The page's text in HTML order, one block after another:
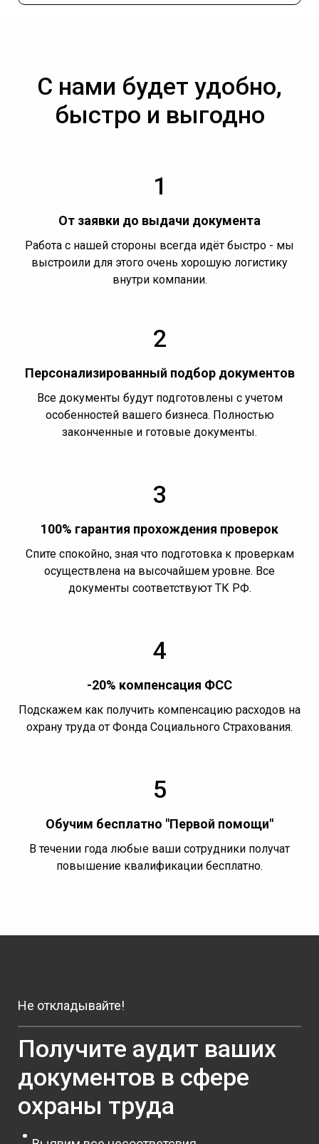
С нами будет удобно,
быстро и выгодно
1
От заявки до выдачи документа
Работа с нашей стороны всегда идёт быстро - мы
выстроили для этого очень хорошую логистику
внутри компании.
2
Персонализированный подбор документов
Все документы будут подготовлены с учетом
особенностей вашего бизнеса. Полностью
законченные и готовые документы.
3
100% гарантия прохождения проверок
Спите спокойно, зная что подготовка к проверкам
осуществлена на высочайшем уровне. Все
документы соответствуют ТК РФ.
4
-20% компенсация ФСС
Подскажем как получить компенсацию расходов на
охрану труда от Фонда Социального Страхования.
5
Обучим бесплатно "Первой помощи"
В течении года любые ваши сотрудники получат
повышение квалификации бесплатно.
Не откладывайте!
Получите аудит ваших
документов в сфере
охраны труда